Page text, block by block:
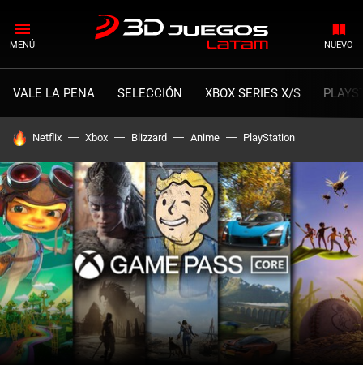
MENÚ NUEVO
VALE LA PENA SELECCIÓN XBOX SERIES X/S
HOY SE HABLA DE
Netflix Xbox Blizzard Anime PlayStation